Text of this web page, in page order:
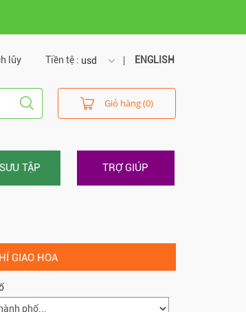
Tiền tệ : usd
usd
vnd
ENGLISH
lũy
Giỏ hàng (0)
TẬP TRỢ GIÚP
GIAO HOA